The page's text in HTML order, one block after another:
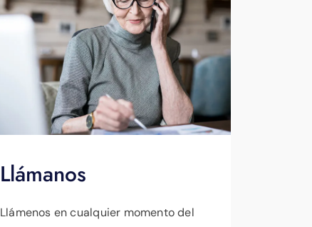
Llámanos
Llámenos en cualquier momento del